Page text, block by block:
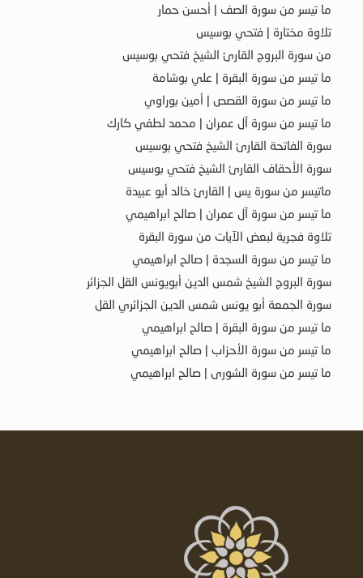
ما تيسر من سورة الصف | أحسن حمار
تلاوة مختارة | فتحي بوسيس
من سورة البروج القارئ الشيخ فتحي بوسيس
ما تيسر من سورة البقرة | علي بوشامة
ما تيسر من سورة القصص | أمين بوراوي
ما تيسر من سورة آل عمران | محمد لطفي كارك
سورة الفاتحة القارئ الشيخ فتحي بوسيس
سورة الأحقاف القارئ الشيخ فتحي بوسيس
ماتيسر من سورة يس | القارئ خالد أبو عبيدة
ما تيسر من سورة آل عمران | صالح ابراهيمي
تلاوة فجرية لبعض الآيات من سورة البقرة
ما تيسر من سورة السجدة | صالح ابراهيمي
سورة البروج الشيخ شمس الدين أبويونس القل الجزائر
سورة الجمعة أبو يونس شمس الدين الجزائري القل
ما تيسر من سورة البقرة | صالح ابراهيمي
ما تيسر من سورة الأحزاب | صالح ابراهيمي
ما تيسر من سورة الشورى | صالح ابراهيمي